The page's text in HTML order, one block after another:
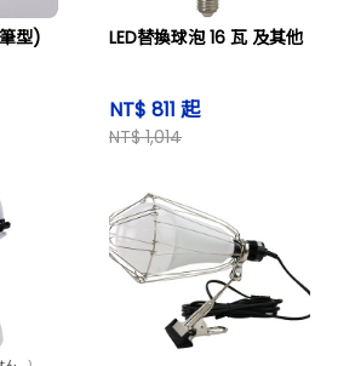
型)
LED替換球泡 16 瓦 及其他
NT$ 811 起
NT$ 1,014